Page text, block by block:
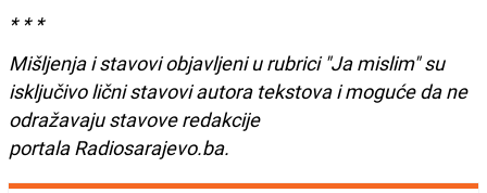
* * *
Mišljenja i stavovi objavljeni u rubrici "Ja mislim" su
isključivo lični stavovi autora tekstova i moguće da ne
odražavaju stavove redakcije
portala Radiosarajevo.ba.